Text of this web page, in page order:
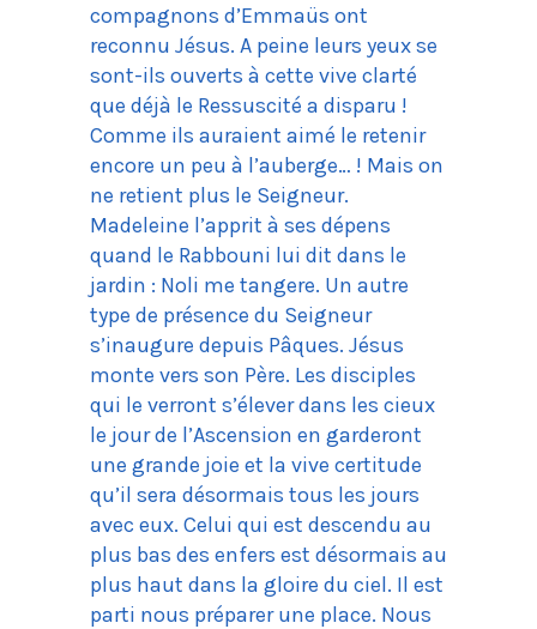
compagnons d’Emmaüs ont
reconnu Jésus. A peine leurs yeux se
sont-ils ouverts à cette vive clarté
que déjà le Ressuscité a disparu !
Comme ils auraient aimé le retenir
encore un peu à l’auberge… ! Mais on
ne retient plus le Seigneur.
Madeleine l’apprit à ses dépens
quand le Rabbouni lui dit dans le
jardin : Noli me tangere. Un autre
type de présence du Seigneur
s’inaugure depuis Pâques. Jésus
monte vers son Père. Les disciples
qui le verront s’élever dans les cieux
le jour de l’Ascension en garderont
une grande joie et la vive certitude
qu’il sera désormais tous les jours
avec eux. Celui qui est descendu au
plus bas des enfers est désormais au
plus haut dans la gloire du ciel. Il est
parti nous préparer une place. Nous